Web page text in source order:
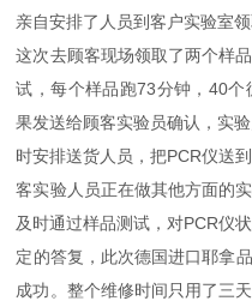
亲自安排了人员到客户实验室
这次去顾客现场领取了两个样
试，每个样品跑73分钟，40
果发送给顾客实验员确认，实
时安排送货人员，把PCR仪送
客实验人员正在做其他方面的
及时通过样品测试，对PCR仪
定的答复，此次德国进口耶拿
成功。整个维修时间只用了三